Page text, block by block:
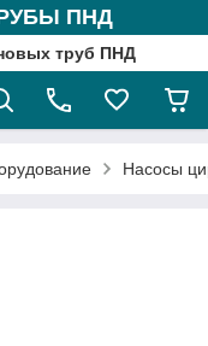
ПНД
труб ПНД
Насосы